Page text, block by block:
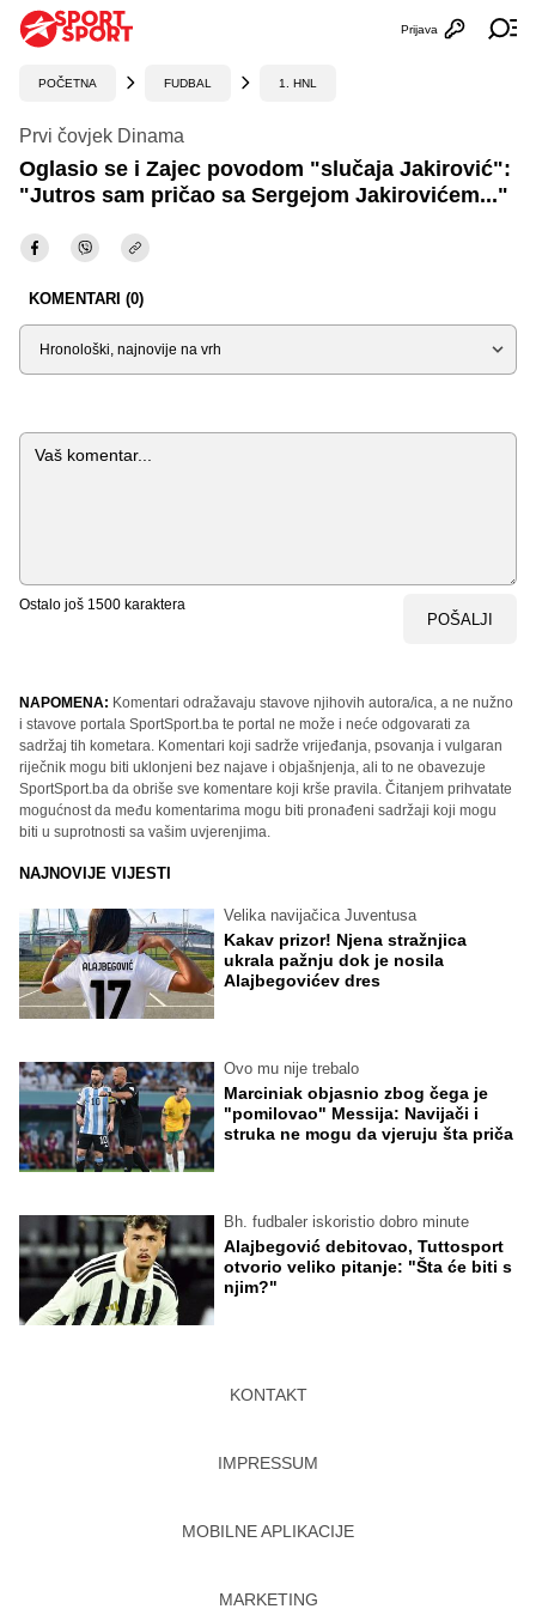
Otvori
Prijava
POČETNA FUDBAL 1. HNL
Prvi čovjek Dinama
Oglasio se i Zajec povodom "slučaja Jakirović":
"Jutros sam pričao sa Sergejom Jakirovićem..."
KOMENTARI (0)
Sortiraj
Komentar
Ostalo još 1500 karaktera
POŠALJI
NAPOMENA: Komentari odražavaju stavove njihovih autora/ica, a ne nužno
i stavove portala SportSport.ba te portal ne može i neće odgovarati za
sadržaj tih kometara. Komentari koji sadrže vrijeđanja, psovanja i vulgaran
riječnik mogu biti uklonjeni bez najave i objašnjenja, ali to ne obavezuje
SportSport.ba da obriše sve komentare koji krše pravila. Čitanjem prihvatate
mogućnost da među komentarima mogu biti pronađeni sadržaji koji mogu
biti u suprotnosti sa vašim uvjerenjima.
NAJNOVIJE VIJESTI
Velika navijačica Juventusa
Kakav prizor! Njena stražnjica
ukrala pažnju dok je nosila
Alajbegovićev dres
Ovo mu nije trebalo
Marciniak objasnio zbog čega je
"pomilovao" Messija: Navijači i
struka ne mogu da vjeruju šta priča
Bh. fudbaler iskoristio dobro minute
Alajbegović debitovao, Tuttosport
otvorio veliko pitanje: "Šta će biti s
njim?"
KONTAKT
IMPRESSUM
MOBILNE APLIKACIJE
MARKETING